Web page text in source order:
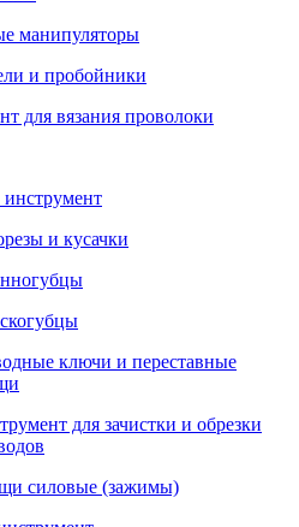
манипуляторы
и пробойники
для вязания проволоки
и кусачки
ключи и переставные
для зачистки и обрезки
силовые (зажимы)